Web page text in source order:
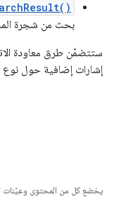
بحث من شجرة
ستتضمّن طرق معاودة
إشارات إضافية حول نوع
يخضع كل من المحتوى وعيّنات